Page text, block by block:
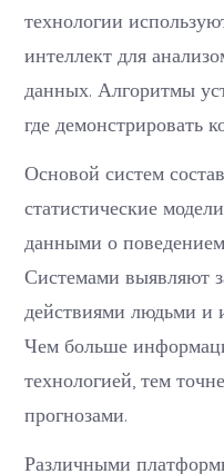
технологии
интеллект для
данных. Алгоритмы
где демонстрировать
Основой систем
статистические
данными о
Системами выявляют
действиями людьми и
Чем больше
технологией, тем
прогнозами.
Различными